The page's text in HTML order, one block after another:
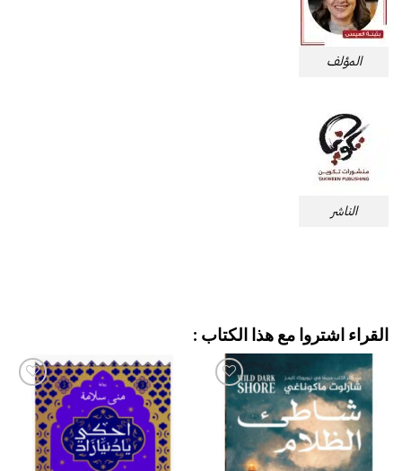
المؤلف
الناشر
القراء اشتروا مع هذا الكتاب :
إضافة
إلى
قائمة
الرغبات
إضافة
إلى
قائمة
الرغبات